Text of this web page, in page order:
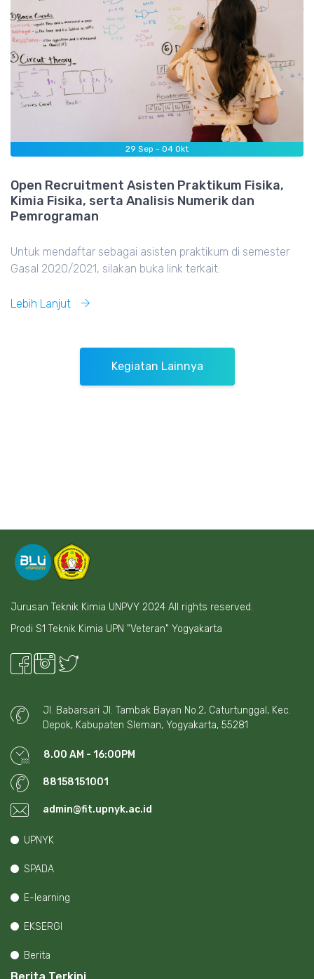
29 Sep - 04 Okt
Open Recruitment Asisten Praktikum Fisika,
Kimia Fisika, serta Analisis Numerik dan
Pemrograman
Untuk mendaftar sebagai asisten praktikum di semester
Gasal 2020/2021, silakan buka link terkait:
Lebih Lanjut
Kegiatan Lainnya
Jurusan Teknik Kimia UNPVY 2024 All rights reserved.
Prodi S1 Teknik Kimia UPN "Veteran" Yogyakarta
Jl. Babarsari Jl. Tambak Bayan No.2, Caturtunggal, Kec.
Depok, Kabupaten Sleman, Yogyakarta, 55281
8.00 AM - 16:00PM
88158151001
admin@fit.upnyk.ac.id
UPNYK
SPADA
E-learning
EKSERGI
Berita